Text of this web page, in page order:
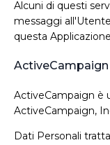
Alcuni di questi
messaggi
questa
ActiveCampaign
ActiveCampaign è
ActiveCampaign,
Dati Personali